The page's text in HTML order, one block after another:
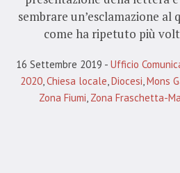
sembrare un’esclamazione
come ha ripetuto più
16 Settembre 2019 Ufficio
2020,Chiesa locale,Diocesi,Mons
Zona Fiumi, Zona Fraschetta-